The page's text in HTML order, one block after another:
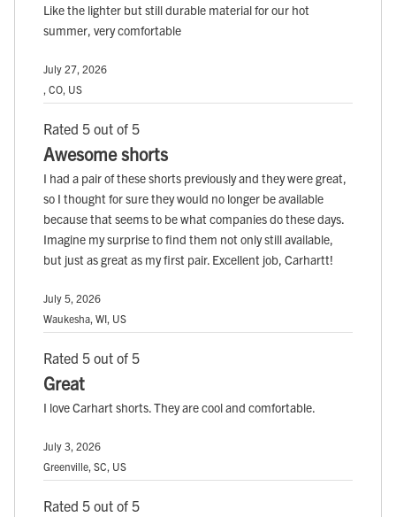
Like the lighter but still durable material for our hot
summer, very comfortable
July 27, 2026
, CO, US
Rated 5 out of 5
Awesome shorts
I had a pair of these shorts previously and they were great,
so I thought for sure they would no longer be available
because that seems to be what companies do these days.
Imagine my surprise to find them not only still available,
but just as great as my first pair. Excellent job, Carhartt!
July 5, 2026
Waukesha, WI, US
Rated 5 out of 5
Great
I love Carhart shorts. They are cool and comfortable.
July 3, 2026
Greenville, SC, US
Rated 5 out of 5